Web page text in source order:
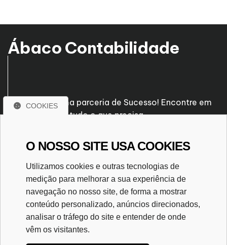
Ábaco Contabilidade
Venha fazer uma parceria de Sucesso! Encontre em
nossa empresa tudo o que precisa.
Rua José Pascal, nº 239
(34) 3823-7116
(34) 99995-0303
abacoassessoria@gmail.com
COOKIES
O NOSSO SITE USA COOKIES
Utilizamos cookies e outras tecnologias de
medição para melhorar a sua experiência de
navegação no nosso site, de forma a mostrar
conteúdo personalizado, anúncios direcionados,
analisar o tráfego do site e entender de onde
vêm os visitantes.